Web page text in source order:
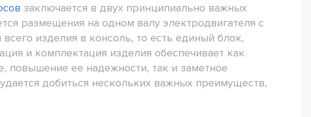
заключается в двух принципиально важных
размещения на одном валу электродвигателя с
изделия в консоль, то есть единый блок,
и комплектация изделия обеспечивает как
повышение ее надежности, так и заметное
добиться нескольких важных преимуществ,